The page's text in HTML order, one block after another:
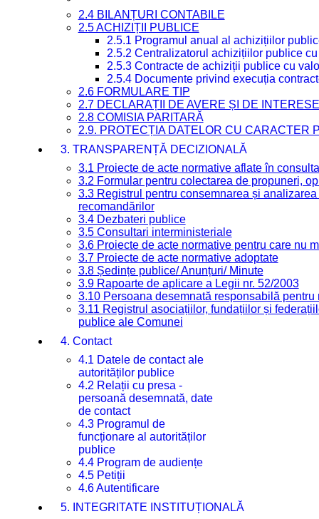
2.4 BILANȚURI CONTABILE
2.5 ACHIZIȚII PUBLICE
2.5.1 Programul anual al achizițiilor
2.5.2 Centralizatorul achizițiilor publice
2.5.3 Contracte de achiziții publice cu
2.5.4 Documente privind execuția
2.6 FORMULARE TIP
2.7 DECLARAȚII DE AVERE ȘI DE INTERESE
2.8 COMISIA PARITARĂ
2.9. PROTECȚIA DATELOR CU CARACTER
3. TRANSPARENȚĂ DECIZIONALĂ
3.1 Proiecte de acte normative aflate în
3.2 Formular pentru colectarea de propuneri,
3.3 Registrul pentru consemnarea și
recomandărilor
3.4 Dezbateri publice
3.5 Consultari interministeriale
3.6 Proiecte de acte normative pentru care nu
3.7 Proiecte de acte normative adoptate
3.8 Ședințe publice/ Anunțuri/ Minute
3.9 Rapoarte de aplicare a Legii nr. 52/2003
3.10 Persoana desemnată responsabilă
3.11 Registrul asociațiilor, fundațiilor și
publice ale Comunei
4. Contact
4.1 Datele de contact ale
autorităților publice
4.2 Relații cu presa -
persoană desemnată, date
de contact
4.3 Programul de
funcționare al autorităților
publice
4.4 Program de audiențe
4.5 Petiții
4.6 Autentificare
5. INTEGRITATE INSTITUȚIONALĂ